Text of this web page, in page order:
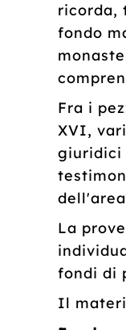
ricorda,
fondo
Fra i
XVI,
giuridici
La
fondi di
Il